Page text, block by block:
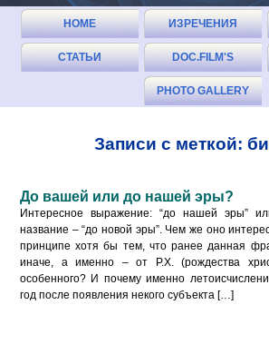
HOME ИЗРЕЧЕНИЯ
СТАТЬИ DOC.FILM'S
PHOTO GALLERY
Записи с меткой:
До вашей или до нашей эры?
Интересное выражение: “до нашей эры”
название – “до новой эры”. Чем же оно
принципе хотя бы тем, что ранее данная
иначе, а именно – от Р.Х. (рождества
особенного? И почему именно
год после появления некого субъекта […]